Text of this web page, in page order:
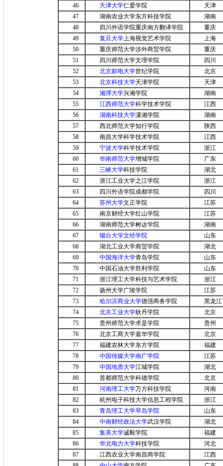
46 天津大学仁爱学院
天津
47
湖南农业大学东方科技学院
湖南
48
四川外语学院重庆南方翻译学院
重庆
49
复旦大学上海视觉艺术学院
上海
50
重庆师范大学涉外商贸学院
重庆
51
四川师范大学文理学院
四川
52
北京邮电大学世纪学院
北京
53
北京科技大学天津学院
天津
54
湘潭大学兴湘学院
湖南
55
江西师范大学科学技术学院
江西
56
湖南科技大学潇湘学院
湖南
57
西北师范大学知行学院
陕西
58
南昌大学科学技术学院
江西
59
宁波大学科学技术学院
浙江
60
华南师范大学增城学院
广东
61
三峡大学科技学院
湖北
62
浙江工业大学之江学院
浙江
63
四川外语学院成都学院
四川
64
苏州大学文正学院
江苏
65
南京财经大学红山学院
江苏
66
湖南师范大学树达学院
湖南
67
烟台大学文经学院
山东
68
湖北工业大学商贸学院
湖北
69
中国海洋大学青岛学院
山东
70
中国石油大学胜利学院
山东
71
浙江理工大学科技与艺术学院
浙江
72
扬州大学广陵学院
江苏
73
哈尔滨商业大学德强商务学院
黑龙江
74
北京工业大学耿丹学院
北京
75
贵州师范大学求是学院
贵州
76
北京工商大学嘉华学院
北京
77
福建农林大学东方学院
福建
78
中国传媒大学南广学院
江苏
79
中国地质大学江城学院
湖北
80
首都师范大学科德学院
北京
81
河南理工大学万方科技学院
河南
82
杭州电子科技大学信息工程学院
浙江
83
青岛理工大学琴岛学院
山东
84
中南财经政法大学武汉学院
湖北
85
集美大学诚毅学院
福建
86
华北电力大学科技学院
河北
87
江西农业大学南昌商学院
江西